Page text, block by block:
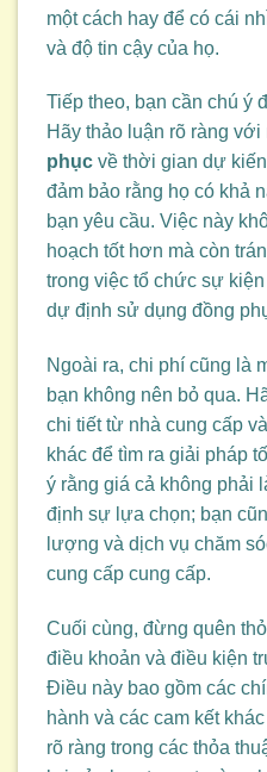
một cách hay để có cái
và độ tin cậy của họ.
Tiếp theo, bạn cần chú ý
Hãy thảo luận rõ ràng với
phục về thời gian dự
đảm bảo rằng họ có khả
bạn yêu cầu. Việc này
hoạch tốt hơn mà còn
trong việc tổ chức sự
dự định sử dụng đồng
Ngoài ra, chi phí cũng là
bạn không nên bỏ qua.
chi tiết từ nhà cung cấp
khác để tìm ra giải pháp
ý rằng giá cả không phải
định sự lựa chọn; bạn
lượng và dịch vụ chăm
cung cấp cung cấp.
Cuối cùng, đừng quên
điều khoản và điều kiện
Điều này bao gồm các
hành và các cam kết
rõ ràng trong các thỏa